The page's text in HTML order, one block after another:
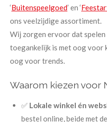
‘Buitenspeelgoed’ en ‘
ons veelzijdige assortiment.
Wij zorgen ervoor dat spelen
toegankelijk is met oog voor
oog voor trends.
Waarom kiezen voor
✅ Lokale winkel én
bestel online, beide met